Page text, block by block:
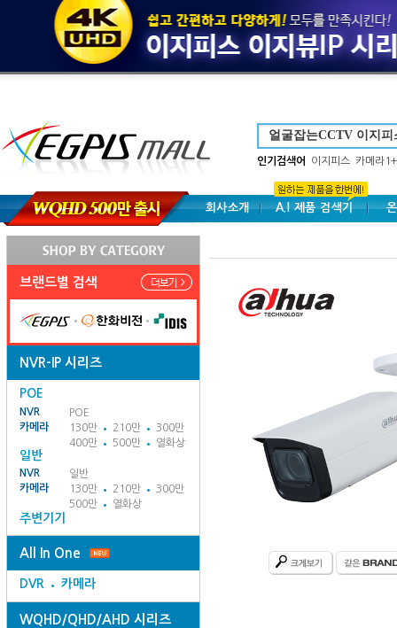
인기검색어 이지피스 카메라
회사소개 A.I 제품 검색기
브랜드별 검색
NVR-IP 시리즈
POE
NVR
POE
카메라
130만 210만
300만
400만
500만 열화상
일반
NVR
일반
카메라
130만 210만
300만
500만
열화상
주변기기
All In One
DVR 카메라
WQHD/QHD/AHD 시리즈